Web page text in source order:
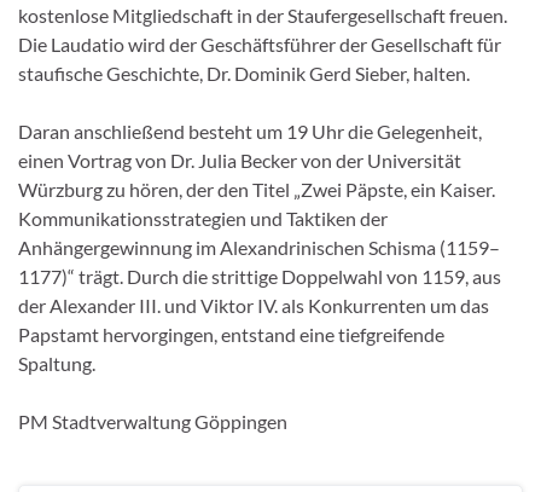
kostenlose Mitgliedschaft in der Staufergesellschaft freuen.
Die Laudatio wird der Geschäftsführer der Gesellschaft für
staufische Geschichte, Dr. Dominik Gerd Sieber, halten.
Daran anschließend besteht um 19 Uhr die Gelegenheit,
einen Vortrag von Dr. Julia Becker von der Universität
Würzburg zu hören, der den Titel „Zwei Päpste, ein Kaiser.
Kommunikationsstrategien und Taktiken der
Anhängergewinnung im Alexandrinischen Schisma (1159–
1177)“ trägt. Durch die strittige Doppelwahl von 1159, aus
der Alexander III. und Viktor IV. als Konkurrenten um das
Papstamt hervorgingen, entstand eine tiefgreifende
Spaltung.
PM Stadtverwaltung Göppingen